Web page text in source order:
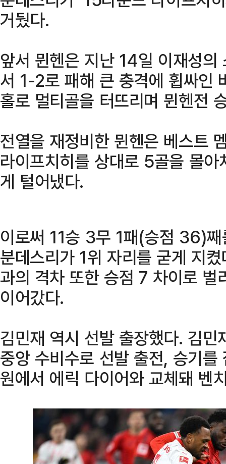
거뒀다.
앞서 뮌헨은 지난 14일 이재성
서 1-2로 패해 큰 충격에 휩싸인
홀로 멀티골을 터뜨리며 뮌헨전
전열을 재정비한 뮌헨은 베스트
라이프치히를 상대로 5골을 몰
게 털어냈다.
이로써 11승 3무 1패(승점 36)
분데스리가 1위 자리를 굳게 지
과의 격차 또한 승점 7 차이로 벌
이어갔다.
김민재 역시 선발 출장했다. 김
중앙 수비수로 선발 출전, 승기
원에서 에릭 다이어와 교체돼 벤